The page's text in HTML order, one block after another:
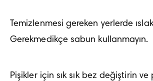
Temizlenmesi gereken yerlerde
Gerekmedikçe sabun kullanmayın.
Pişikler için sık sık bez değiştirin